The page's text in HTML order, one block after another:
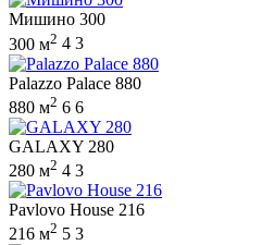
Мишино 300
300 м2 4 3
Palazzo Palace 880
880 м2 6 6
GALAXY 280
280 м2 4 3
Pavlovo House 216
216 м2 5 3